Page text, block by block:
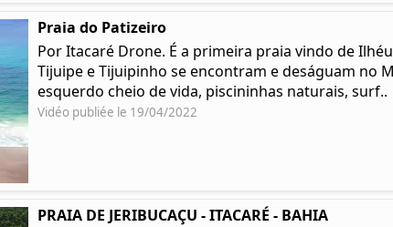
Praia do Patizeiro
Por Itacaré Drone. É a primeira praia vindo de
Tijuipe e Tijuipinho se encontram e deságuam no
esquerdo cheio de vida, piscininhas naturais, surf..
Vidéo publiée le 19/04/2022
PRAIA DE JERIBUCAÇU - ITACARÉ - BAHIA